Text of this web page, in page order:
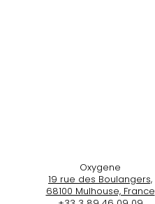
Oxygene
19 rue des Boulangers,
68100 Mulhouse, France